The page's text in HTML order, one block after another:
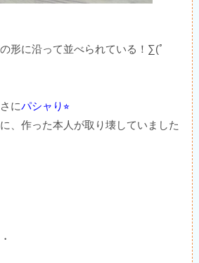
形に沿って並べられている！∑(ﾟ
にパシャり⭐︎
、作った本人が取り壊していました